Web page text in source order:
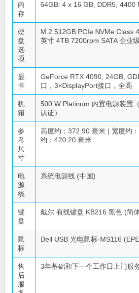
内
存
64GB: 4 x 16 GB, DDR5, 4400
硬
盘
选
项
M.2 512GB PCIe NVMe Class
英寸 4TB 7200rpm SATA 企业
显
卡
GeForce RTX 4090, 24GB,
口，3×DisplayPort接口，全高
机
箱
500 W Platinum 内置电源装置
认证）
参
考
尺
寸
高度约：372.90 毫米 | 宽度约
约：420.20 毫米
电
源
线
系统电源线 (中国)
键
盘
戴尔 有线键盘 KB216 黑色 (简
鼠
标
Dell USB 光电鼠标-MS116
售
后
服
3年基础和下一个工作日上门服